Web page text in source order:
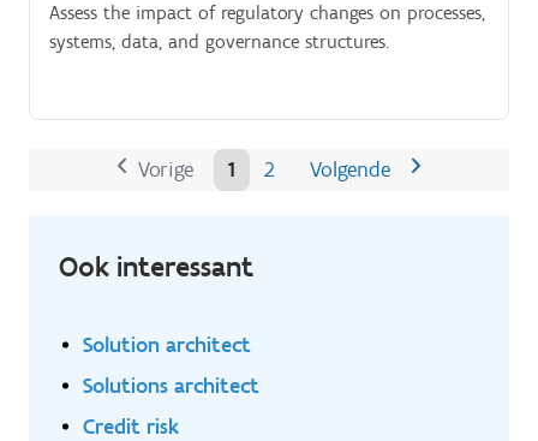
Assess the impact of regulatory changes on processes,
systems, data, and governance structures.
Vorige 1 2 Volgende
Ook interessant
Solution architect
Solutions architect
Credit risk